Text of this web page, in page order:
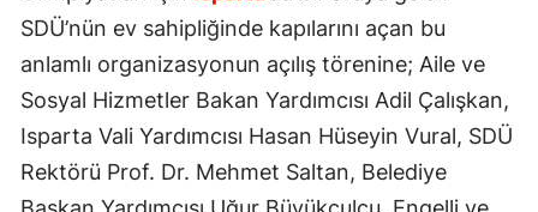
SDÜ’nün ev sahipliğinde kapılarını açan bu
anlamlı organizasyonun açılış törenine; Aile ve
Sosyal Hizmetler Bakan Yardımcısı Adil Çalışkan,
Isparta Vali Yardımcısı Hasan Hüseyin Vural, SDÜ
Rektörü Prof. Dr. Mehmet Saltan, Belediye